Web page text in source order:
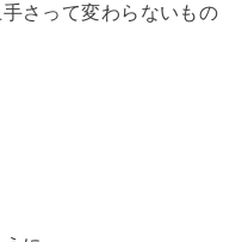
さって変わらないもの